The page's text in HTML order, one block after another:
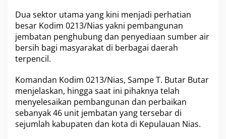
h
L
a
y
a
n
h
n
g
Dua sektor utama yang kini menjadi perhatian
besar Kodim 0213/Nias yakni pembangunan
jembatan penghubung dan penyediaan sumber air
bersih bagi masyarakat di berbagai daerah
terpencil.
Komandan Kodim 0213/Nias, Sampe T. Butar Butar
menjelaskan, hingga saat ini pihaknya telah
menyelesaikan pembangunan dan perbaikan
sebanyak 46 unit jembatan yang tersebar di
sejumlah kabupaten dan kota di Kepulauan Nias.